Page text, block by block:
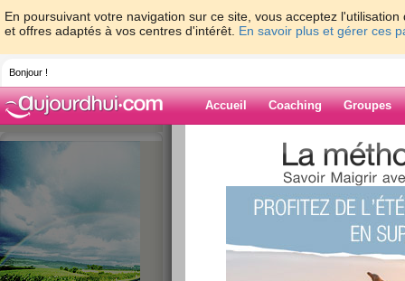
En poursuivant votre navigation sur ce site, vous acceptez
et offres adaptés à vos centres d'intérêt. En savoir plus et gérer ces
Bonjour !
Accueil Coaching Groupes
> > Revoilà
Blog de Betty24
Revoilà le soleil!!!